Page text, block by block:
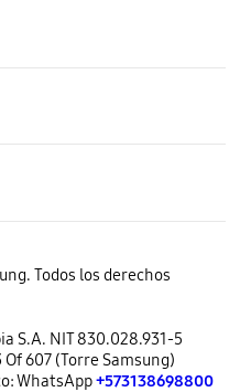
Todos los derechos
S.A. NIT 830.028.931-5
607 (Torre Samsung)
WhatsApp+573138698800